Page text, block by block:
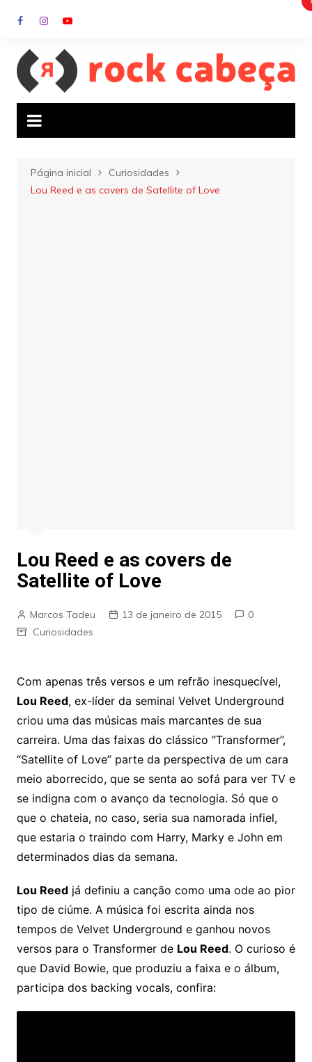
para
conteúdo
Página inicial
Curiosidades
Lou Reed e as covers de Satellite of Love
Lou Reed e as covers de
Satellite of Love
Marcos Tadeu 13 de janeiro de 2015
0
Curiosidades
Com apenas três versos e um refrão inesquecível,
Lou Reed, ex-líder da seminal Velvet Underground
criou uma das músicas mais marcantes de sua
carreira. Uma das faixas do clássico “Transformer”,
“Satellite of Love” parte da perspectiva de um cara
meio aborrecido, que se senta ao sofá para ver TV e
se indigna com o avanço da tecnologia. Só que o
que o chateia, no caso, seria sua namorada infiel,
que estaria o traindo com Harry, Marky e John em
determinados dias da semana.
Lou Reedjá definiu a canção como uma ode ao pior
tipo de ciúme. A música foi escrita ainda nos
tempos de Velvet Underground e ganhou novos
versos para o Transformer de Lou Reed. O curioso é
que David Bowie, que produziu a faixa e o álbum,
participa dos backing vocals, confira: